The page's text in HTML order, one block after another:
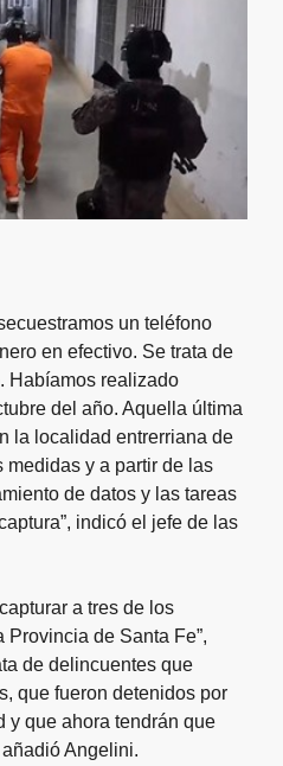
un teléfono
en efectivo. Se trata de
Habíamos realizado
del año. Aquella última
la localidad entrerriana de
y a partir de las
de datos y las tareas
indicó el jefe de las
a tres de los
de Santa Fe”,
de delincuentes que
que fueron detenidos por
y que ahora tendrán que
Angelini.